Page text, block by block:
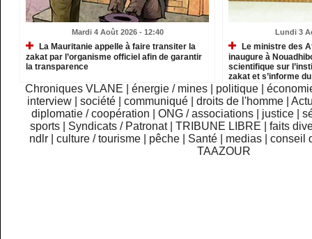
Mardi 4 Août 2026 - 12:40
La Mauritanie appelle à faire transiter la
zakat par l’organisme officiel afin de garantir
la transparence
Lundi 3
Le ministre des
inaugure à
scientifique sur
zakat et s’informe
institutions relevant
Chroniques VLANE énergie / mines politique
interview
|société |communiqué |droits de l'homme |
diplomatie / coopération
ONG / associations justice
sports
Syndicats / Patronat TRIBUNE LIBRE
faits
ndlr
|culture / tourisme pêche Santé medias |conseil
TAAZOUR